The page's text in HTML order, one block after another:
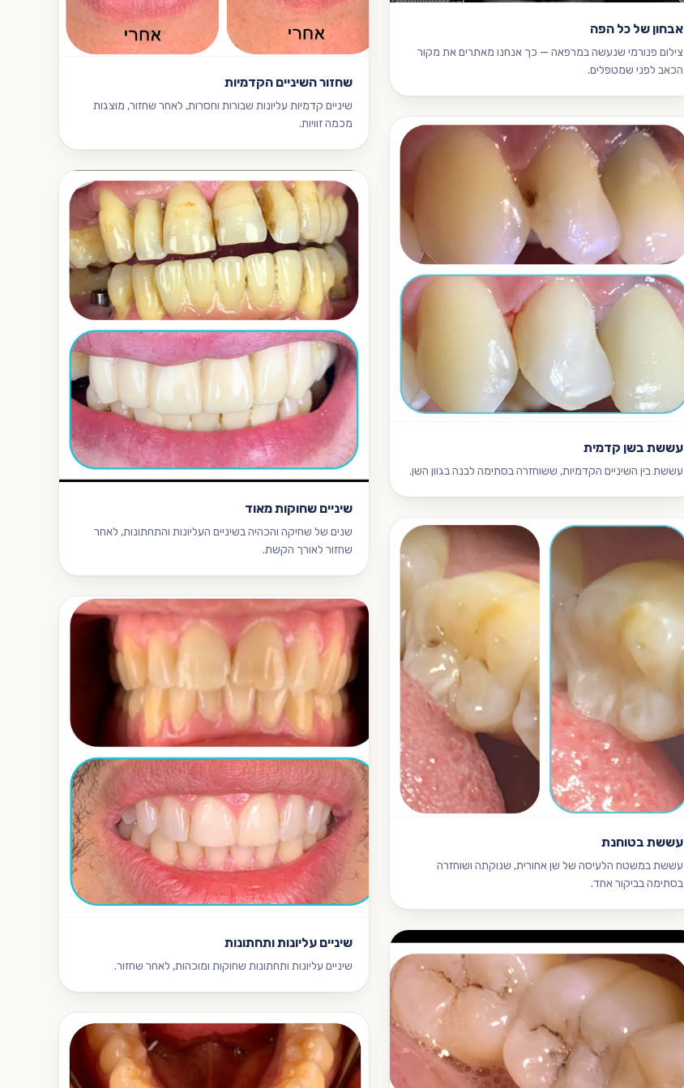
אבחון של כל הפה
צילום פנורמי שנעשה במרפאה — כך אנחנו מאתרים את מקור
הכאב לפני שמטפלים.
עששת בשן קדמית
עששת בין השיניים הקדמיות, ששוחזרה בסתימה לבנה בגוון השן.
עששת בטוחנת
עששת במשטח הלעיסה של שן אחורית, שנוקתה ושוחזרה
בסתימה בביקור אחד.
שחזור השיניים הקדמיות
שיניים קדמיות עליונות שבורות וחסרות, לאחר שחזור, מוצגות
מכמה זוויות.
שיניים שחוקות מאוד
שנים של שחיקה והכהיה בשיניים העליונות והתחתונות, לאחר
שחזור לאורך הקשת.
שיניים עליונות ותחתונות
שיניים עליונות ותחתונות שחוקות ומוכהות, לאחר שחזור.